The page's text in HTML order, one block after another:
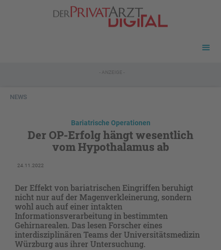
- ANZEIGE -
NEWS
Bariatrische Operationen
Der OP-Erfolg hängt wesentlich
vom Hypothalamus ab
24.11.2022
Der Effekt von bariatrischen Eingriffen beruhigt
nicht nur auf der Magenverkleinerung, sondern
wohl auch auf einer intakten
Informationsverarbeitung in bestimmten
Gehirnarealen. Das lesen Forscher eines
interdisziplinären Teams der Universitätsmedizin
Würzburg aus ihrer Untersuchung.